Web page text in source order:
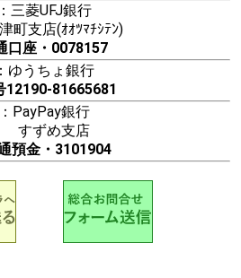
三菱UFJ銀行
支店(ｵｵﾂﾏﾁｼﾃﾝ)
口座・0078157
ゆうちょ銀行
12190-81665681
PayPay銀行
ずめ支店
預金・3101904